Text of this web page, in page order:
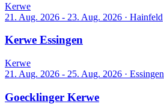
Kerwe
21. Aug. 2026 - 23. Aug. 2026 · Hainfeld
Kerwe Essingen
Kerwe
21. Aug. 2026 - 25. Aug. 2026 · Essingen
Goecklinger Kerwe